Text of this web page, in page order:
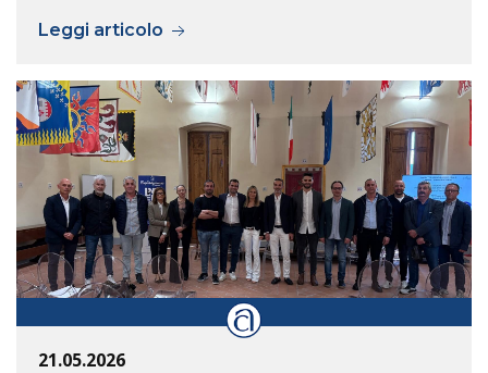
Leggi articolo
21.05.2026